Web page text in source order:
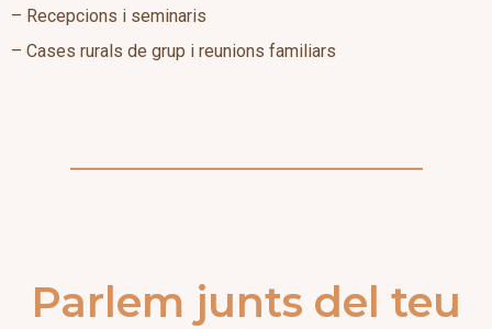
– Recepcions i seminaris
– Cases rurals de grup i reunions familiars
Parlem junts del teu